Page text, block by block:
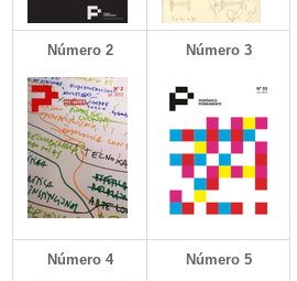
Número 2 Número 3
Número 4 Número 5